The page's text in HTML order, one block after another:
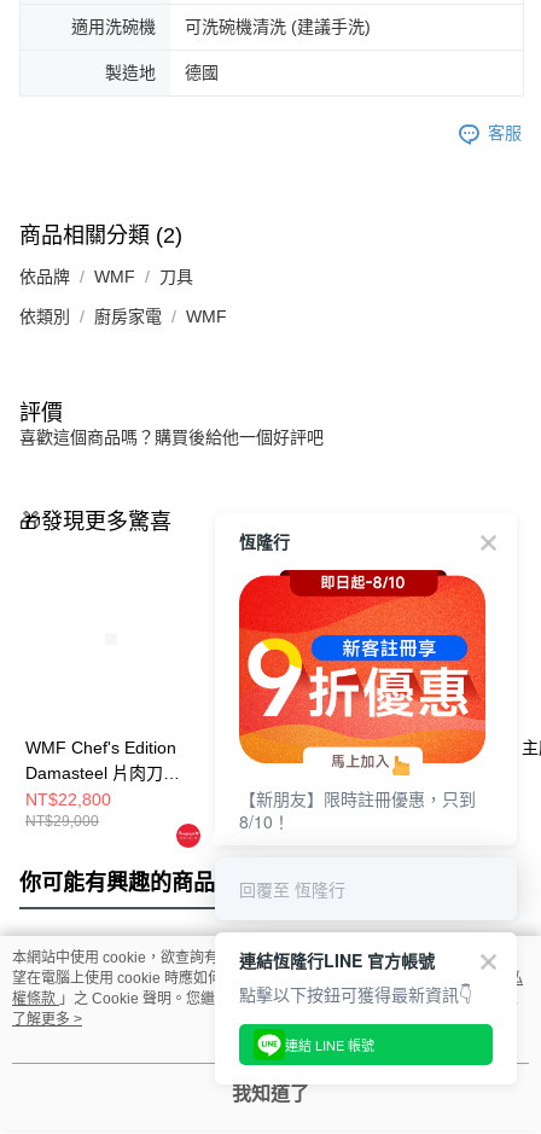
適用洗碗機 可洗碗機清洗 (建議手洗)
製造地 德國
客服
商品相關分類 (2)
依品牌 WMF 刀具
依類別 廚房家電 WMF
評價
喜歡這個商品嗎？購買後給他一個好評吧
🎁發現更多驚喜
WMF Chef's Edition
Damasteel 片肉刀
20cm
NT$22,800
NT$29,000
WMF Chef's Edition
Damasteel 三件刀組
(主廚刀/片肉刀/萬用
刀)
NT$58,800
NT$74,000
WMF Ultimate
20cm
NT$19,800
你可能有興趣的商品 全站排行
熱門標籤
本網站中使用 cookie，欲查詢有關本網站使用 cookie 方式之詳情，及若您不希
望在電腦上使用 cookie 時應如何變更電腦的 cookie 設定，請參閱本網站「
隱私
權條款 」之 Cookie 聲明。您繼續使用本網站即表示您同意本公司得按本網站使
用條款之 Cookie 聲明使用 cookie。
了解更多 >
我知道了
恆隆行
【新朋友】限時註冊優惠，只到
8/10！
回覆至 恆隆行
連結恆隆行LINE 官方帳號
點擊以下按鈕可獲得最新資訊👇
連結 LINE 帳號